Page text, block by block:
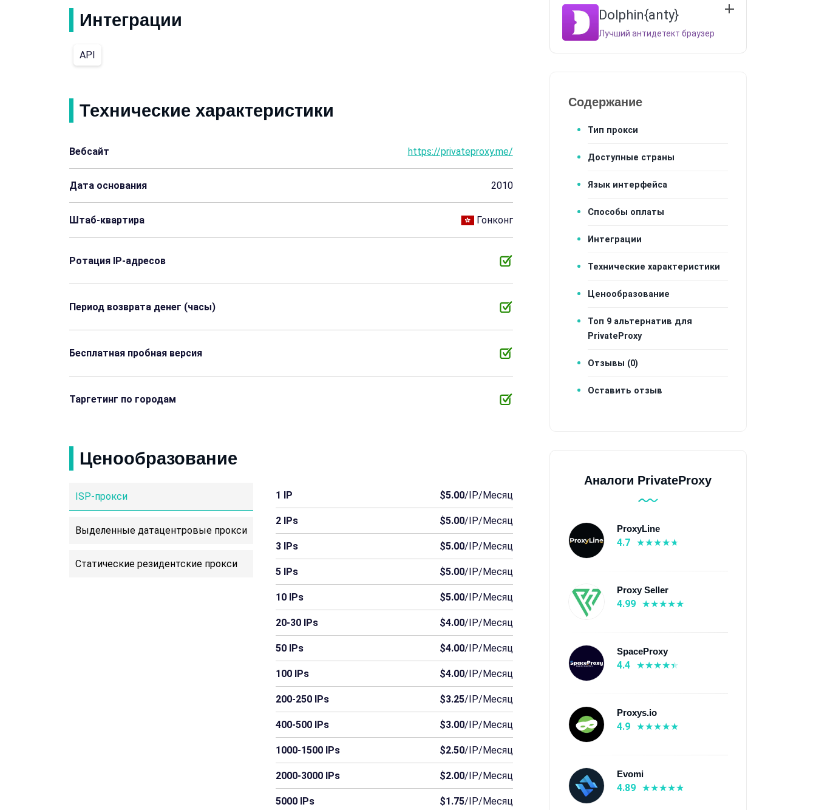
Интеграции
API
Технические характеристики
Вебсайт https://privateproxy.me/
Дата основания 2010
Штаб-квартира Гонконг
Ротация IP-адресов
Период возврата денег (часы)
Бесплатная пробная версия
Таргетинг по городам
Ценообразование
ISP-прокси
Выделенные датацентровые прокси
Статические резидентские прокси
1 IP $5.00/IP/Месяц
2 IPs $5.00/IP/Месяц
3 IPs $5.00/IP/Месяц
5 IPs $5.00/IP/Месяц
10 IPs $5.00/IP/Месяц
20-30 IPs $4.00/IP/Месяц
50 IPs $4.00/IP/Месяц
100 IPs $4.00/IP/Месяц
200-250 IPs $3.25/IP/Месяц
400-500 IPs $3.00/IP/Месяц
1000-1500 IPs $2.50/IP/Месяц
2000-3000 IPs $2.00/IP/Месяц
5000 IPs $1.75/IP/Месяц
Dolphin{anty}
Лучший антидетект браузер
Содержание
Тип прокси
Доступные страны
Язык интерфейса
Способы оплаты
Интеграции
Технические характеристики
Ценообразование
Топ 9 альтернатив для
PrivateProxy
Отзывы (0)
Оставить отзыв
Аналоги PrivateProxy
ProxyLine
4.7
Proxy Seller
4.99
SpaceProxy
4.4
Proxys.io
4.9
Evomi
4.89